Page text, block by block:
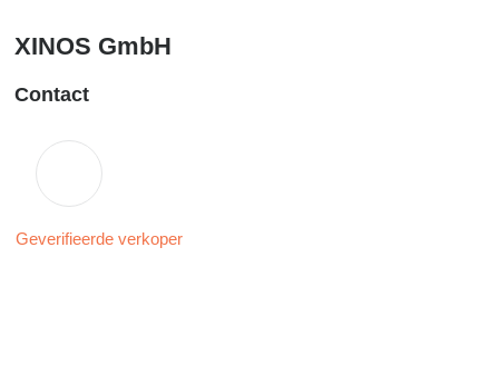
XINOS GmbH
Contact
Geverifieerde verkoper